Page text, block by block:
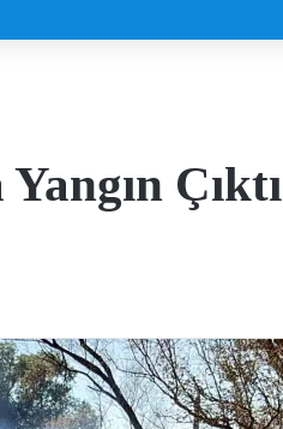
Sürdürüyor
Çıktı